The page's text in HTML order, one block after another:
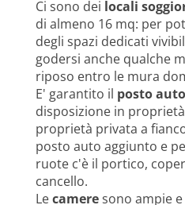
Ci sono dei locali
di almeno 16 mq: per
degli spazi dedicati
godersi anche qualche
riposo entro le mura
E' garantito il posto auto
disposizione in
proprietà privata a
posto auto aggiunto e
ruote c'è il portico,
cancello.
Lecameresono ampie e